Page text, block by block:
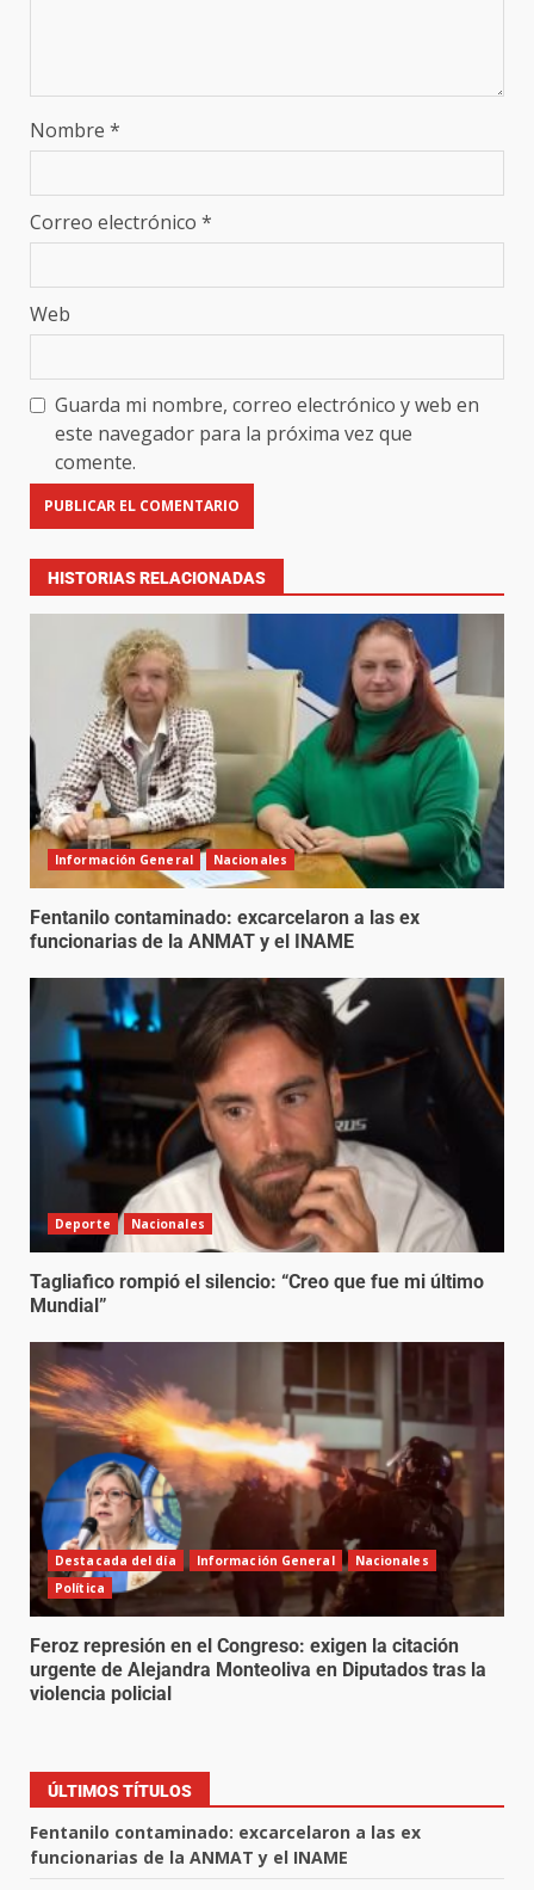
Nombre *
Correo electrónico *
Web
Guarda mi nombre, correo electrónico y web en
este navegador para la próxima vez que
comente.
HISTORIAS RELACIONADAS
Información General Nacionales
Fentanilo contaminado: excarcelaron a las ex
funcionarias de la ANMAT y el INAME
Deporte Nacionales
Tagliafico rompió el silencio: “Creo que fue mi último
Mundial”
Destacada del día Información General
Nacionales
Política
Feroz represión en el Congreso: exigen la citación
urgente de Alejandra Monteoliva en Diputados tras la
violencia policial
ÚLTIMOS TÍTULOS
Fentanilo contaminado: excarcelaron a las ex
funcionarias de la ANMAT y el INAME